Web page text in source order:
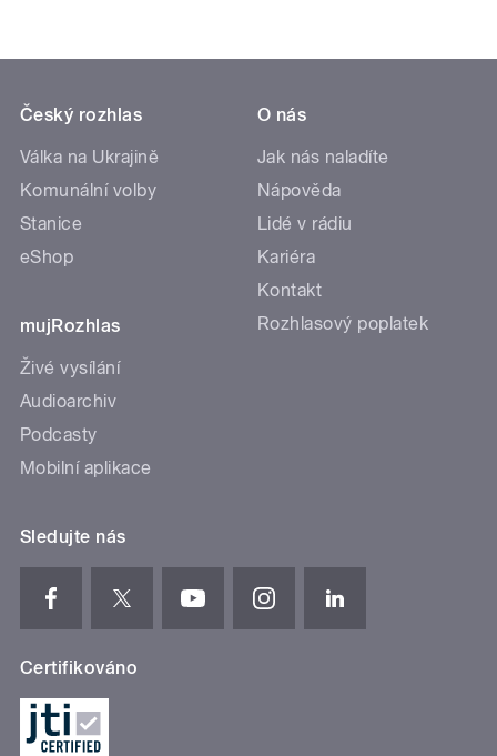
Český rozhlas
Válka na Ukrajině
Komunální volby
Stanice
eShop
mujRozhlas
Živé vysílání
Audioarchiv
Podcasty
Mobilní aplikace
O nás
Jak nás naladíte
Nápověda
Lidé v rádiu
Kariéra
Kontakt
Rozhlasový poplatek
Sledujte nás
Certifikováno